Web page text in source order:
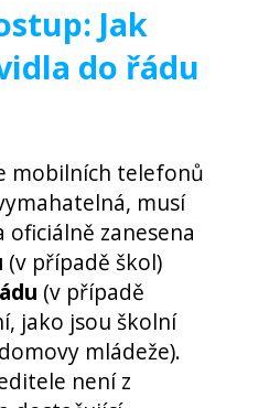
Jak
do řádu
mobilních telefonů
musí
zanesena
(v případě škol)
(v případě
jako jsou školní
mládeže).
není z